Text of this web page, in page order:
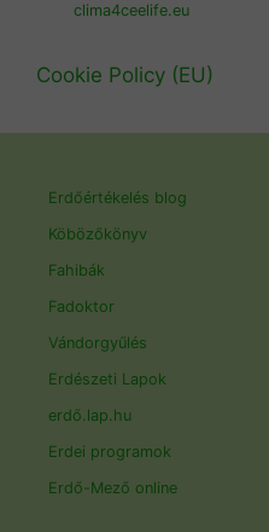
clima4ceelife.eu
Cookie Policy (EU)
Erdőértékelés blog
Köbözőkönyv
Fahibák
Fadoktor
Vándorgyűlés
Erdészeti Lapok
erdő.lap.hu
Erdei programok
Erdő-Mező online